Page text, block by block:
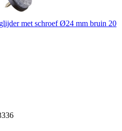
met schroef Ø24 mm bruin 20